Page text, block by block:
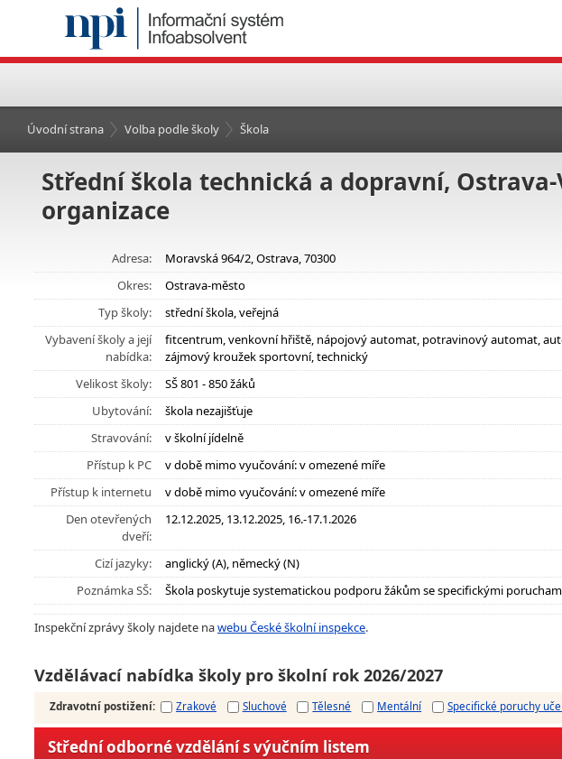
Úvodní strana Volba podle školy Škola
Střední škola technická a dopravní,
organizace
Adresa:
Moravská 964/2, Ostrava, 70300
Okres:
Ostrava-město
Typ školy:
střední škola, veřejná
Vybavení školy a její
nabídka:
fitcentrum, venkovní hřiště, nápojový automat, potravinový automat,
zájmový kroužek sportovní, technický
Velikost školy:
SŠ 801 - 850 žáků
Ubytování:
škola nezajišťuje
Stravování:
v školní jídelně
Přístup k PC
v době mimo vyučování: v omezené míře
Přístup k internetu
v době mimo vyučování: v omezené míře
Den otevřených
dveří:
12.12.2025, 13.12.2025, 16.-17.1.2026
Cizí jazyky:
anglický (A), německý (N)
Poznámka SŠ:
Škola poskytuje systematickou podporu žákům se specifickými
Inspekční zprávy školy najdete nawebu České školní inspekce.
Vzdělávací nabídka školy pro školní rok 2026/2027
Zdravotní postižení: Zrakové Sluchové Tělesné Mentální Specifické poruchy
Střední odborné vzdělání s výučním listem